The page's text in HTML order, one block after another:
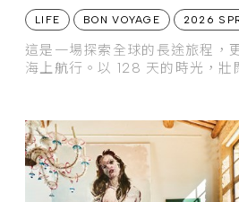
LIFE BON VOYAGE 2026
這是一場探索全球的長途旅程，
海上航行。以 128 天的時光，壯